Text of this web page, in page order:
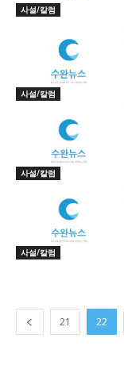
사설/칼럼
사설/칼럼
사설/칼럼
사설/칼럼
21 22